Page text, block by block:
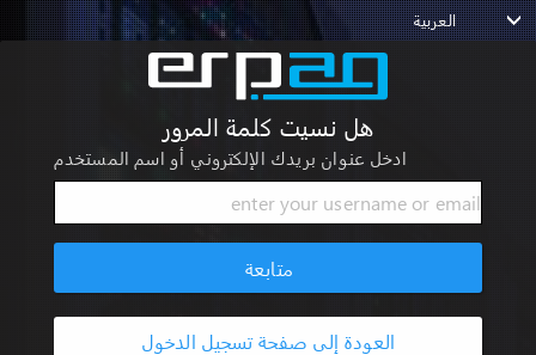
العربية
هل نسيت كلمة المرور
ادخل عنوان بريدك الإلكتروني أو اسم المستخدم
متابعة
العودة إلى صفحة تسجيل الدخول